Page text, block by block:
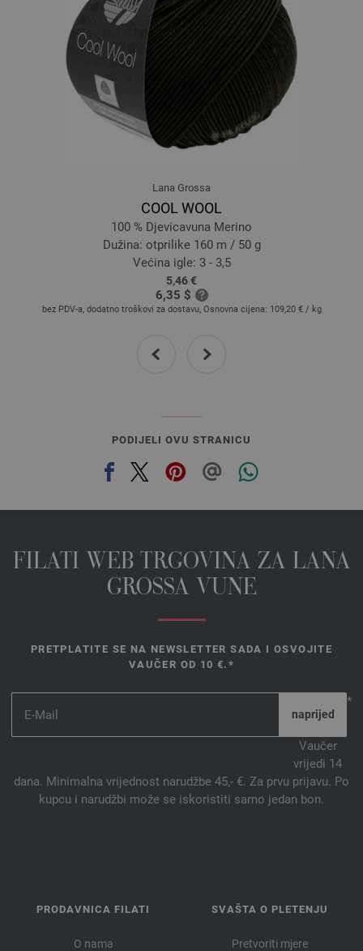
Lana Grossa
COOL WOOL
100 % Djevicavuna Merino
Dužina: otprilike 160 m / 50 g
Većina igle: 3 - 3,5
5,46 €
6,35 $
bez PDV-a, dodatno troškovi za dostavu, Osnovna cijena: 109,20 € / kg
prev next
PODIJELI OVU STRANICU
FILATI WEB TRGOVINA ZA LANA
GROSSA VUNE
PRETPLATITE SE NA NEWSLETTER SADA I OSVOJITE
VAUČER OD 10 €.*
*
Vaučer
vrijedi 14
dana. Minimalna vrijednost narudžbe 45,- €. Za prvu prijavu. Po
kupcu i narudžbi može se iskoristiti samo jedan bon.
PRODAVNICA FILATI
O nama
SVAŠTA O PLETENJU
Pretvoriti mjere